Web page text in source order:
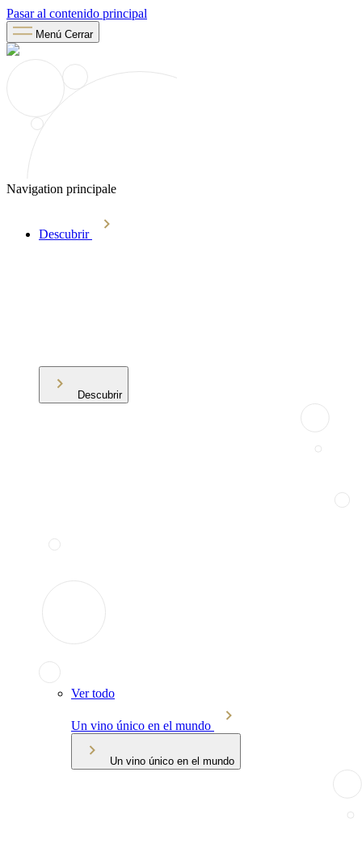
Pasar al contenido principal
Menú Cerrar
Navigation principale
Descubrir
Descubrir
Ver todo
Un vino único en el mundo
Un vino único en el mundo